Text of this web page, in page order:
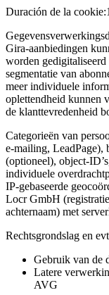
Duración de la cookie:
Gira-aanbiedingen
worden
segmentatie van
meer individuele
oplettendheid kunnen
de klanttevredenheid
Categorieën van
e-mailing, LeadPage),
(optioneel), object-
individuele
IP-gebaseerde
Locr GmbH
achternaam) met
Rechtsgrondslag en
Gebruik van de
Latere
AVG